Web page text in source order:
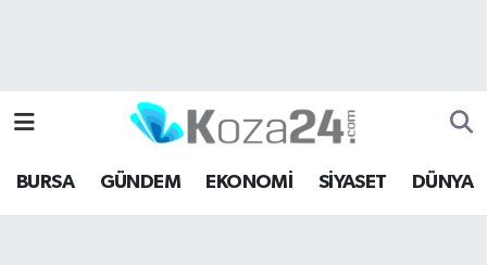
BURSA GÜNDEM EKONOMİ SİYASET DÜNYA
Bursa Hava Durumu
Bursa Namaz Vakitleri